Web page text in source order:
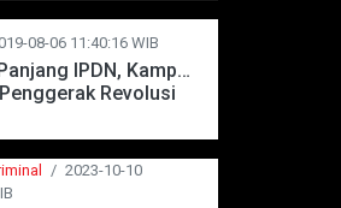
08-06 11:40:16 WIB
IPDN, Kampus
Revolusi
/ 2023-10-10